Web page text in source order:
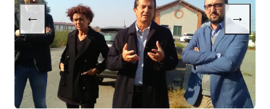
← →